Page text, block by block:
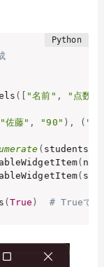
( "名前" , "点数"
"佐藤" , "90" ) , ( "鈴
( students
(
(
( True ) # Trueで